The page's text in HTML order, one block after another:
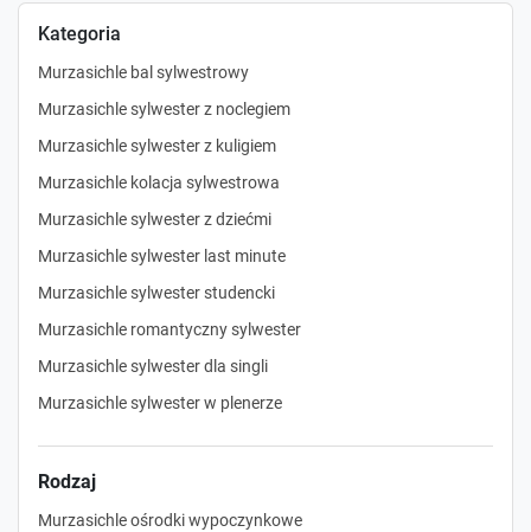
Kategoria
Murzasichle bal sylwestrowy
Murzasichle sylwester z noclegiem
Murzasichle sylwester z kuligiem
Murzasichle kolacja sylwestrowa
Murzasichle sylwester z dziećmi
Murzasichle sylwester last minute
Murzasichle sylwester studencki
Murzasichle romantyczny sylwester
Murzasichle sylwester dla singli
Murzasichle sylwester w plenerze
Rodzaj
Murzasichle ośrodki wypoczynkowe